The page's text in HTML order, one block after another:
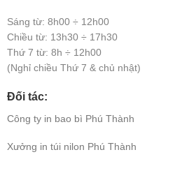
Sáng từ: 8h00 ÷ 12h00
Chiều từ: 13h30 ÷ 17h30
Thứ 7 từ: 8h ÷ 12h00
(Nghỉ chiều Thứ 7 & chủ nhật)
Đối tác:
Công ty in bao bì Phú Thành
Xưởng in túi nilon Phú Thành